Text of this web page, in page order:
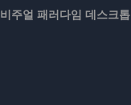
비주얼 패러다임 데스크톱